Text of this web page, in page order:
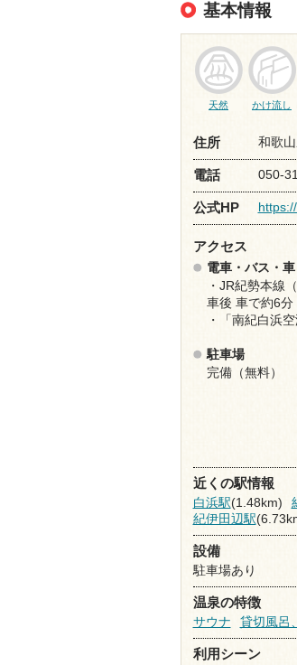
基本情報
天然 かけ流し
住所 和歌
電話 050-
公式HP
アクセス
電車・バス・車
・JR紀勢本線
車後 車で約6分
・「南紀白浜
駐車場
完備（無料）
近くの駅情報
白浜駅(1.48km)
紀伊田辺駅
設備
駐車場あり
温泉の特徴
サウナ
貸切風呂
利用シーン